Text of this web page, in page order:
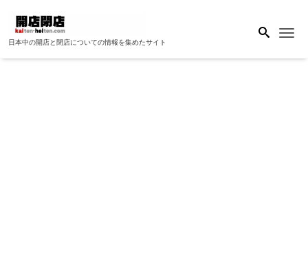
日本中の開店と閉店についての情報を集めたサイト